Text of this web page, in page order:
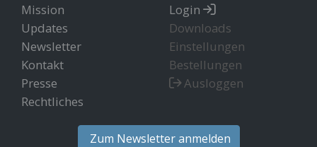
Mission
Updates
Newsletter
Kontakt
Presse
Rechtliches
Login
Downloads
Einstellungen
Bestellungen
Ausloggen
Zum Newsletter anmelden